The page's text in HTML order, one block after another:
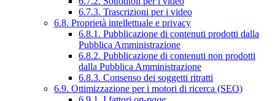
6.7.3. Trascrizioni per i video
6.8. Proprietà intellettuale e privacy
6.8.1. Pubblicazione di contenuti prodotti dalla
Pubblica Amministrazione
6.8.2. Pubblicazione di contenuti non prodotti
dalla Pubblica Amministrazione
6.8.3. Consenso dei soggetti ritratti
6.9. Ottimizzazione per i motori di ricerca (SEO)